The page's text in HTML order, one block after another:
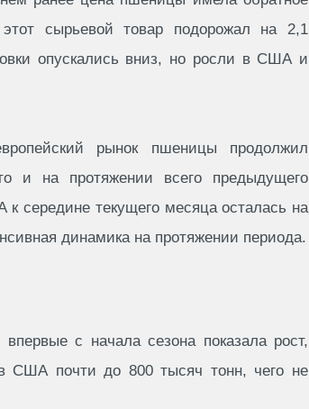
сырьевой товар подорожал на 2,1
опускались вниз, но росли в США и
рынок пшеницы продолжил
и на протяжении всего предыдущего
середине текущего месяца осталась на
динамика на протяжении периода.
с начала сезона показала рост,
США почти до 800 тысяч тонн, чего не